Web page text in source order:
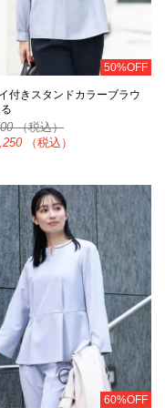
50%OFF
付きスタンドカラーブラウ
（税込）
（税込）
60%OFF